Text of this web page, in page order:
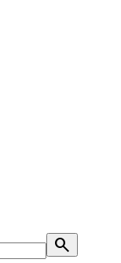
search